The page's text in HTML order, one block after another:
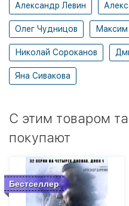
Александр Левин
Олег Чудницов
Николай Сороканов
Яна Сивакова
C этим товаром
покупают
Бестселлер